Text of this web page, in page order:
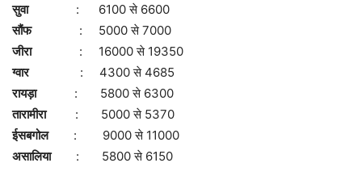
सुवा : 6100 से 6600
सौंफ
: 5000 से 7000
जीरा : 16000 से 19350
ग्वार
: 4300 से 4685
रायड़ा : 5800 से 6300
तारामीरा: 5000 से 5370
ईसबगोल
: 9000 से 11000
असालिया : 5800 से 6150